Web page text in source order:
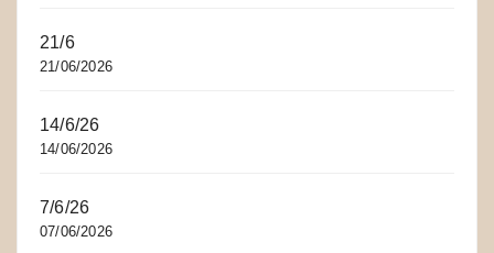
21/6
21/06/2026
14/6/26
14/06/2026
7/6/26
07/06/2026